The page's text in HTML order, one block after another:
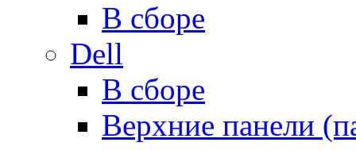
В сборе
Dell
В сборе
Верхние панели